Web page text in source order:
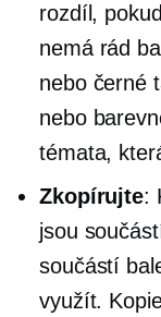
rozdíl,
nemá rád
nebo černé
nebo
témata,
Zkopírujte:
jsou
součástí
využít.